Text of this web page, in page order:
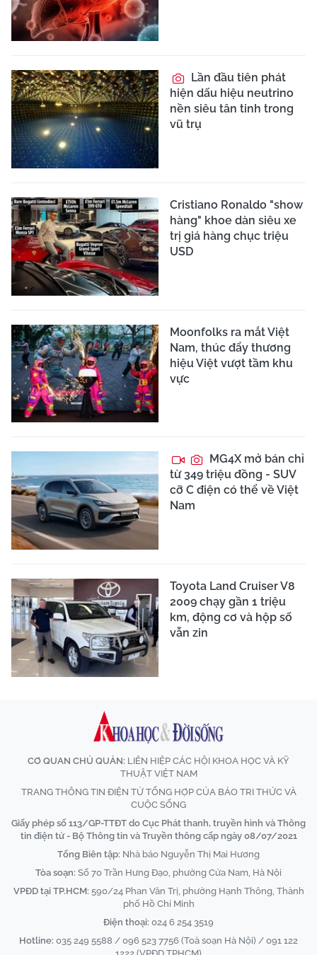
Lần đầu tiên phát
hiện dấu hiệu neutrino
nền siêu tân tinh trong
vũ trụ
Cristiano Ronaldo "show
hàng" khoe dàn siêu xe
trị giá hàng chục triệu
USD
Moonfolks ra mắt Việt
Nam, thúc đẩy thương
hiệu Việt vượt tầm khu
vực
MG4X mở bán chỉ
từ 349 triệu đồng - SUV
cỡ C điện có thể về Việt
Nam
Toyota Land Cruiser V8
2009 chạy gần 1 triệu
km, động cơ và hộp số
vẫn zin
CƠ QUAN CHỦ QUẢN: LIÊN HIỆP CÁC HỘI KHOA HỌC VÀ KỸ
THUẬT VIỆT NAM
TRANG THÔNG TIN ĐIỆN TỬ TỔNG HỢP CỦA BÁO TRI THỨC VÀ
CUỘC SỐNG
Giấy phép số 113/GP-TTĐT do Cục Phát thanh, truyền hình và Thông
tin điện tử - Bộ Thông tin và Truyền thông cấp ngày 08/07/2021
Tổng Biên tập: Nhà báo Nguyễn Thị Mai Hương
Tòa soạn: Số 70 Trần Hưng Đạo, phường Cửa Nam, Hà Nội
VPĐD tại TP.HCM: 590/24 Phan Văn Trị, phường Hạnh Thông, Thành
phố Hồ Chí Minh
Điện thoại: 024 6 254 3519
Hotline: 035 249 5588 / 096 523 7756 (Toà soạn Hà Nội) / 091 122